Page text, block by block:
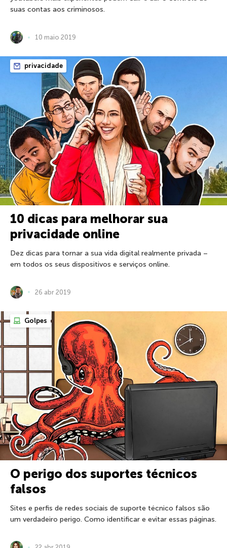
suas contas aos criminosos.
10 maio 2019
privacidade
10 dicas para melhorar sua
privacidade online
Dez dicas para tornar a sua vida digital realmente privada –
em todos os seus dispositivos e serviços online.
26 abr 2019
Golpes
O perigo dos suportes técnicos
falsos
Sites e perfis de redes sociais de suporte técnico falsos são
um verdadeiro perigo. Como identificar e evitar essas páginas.